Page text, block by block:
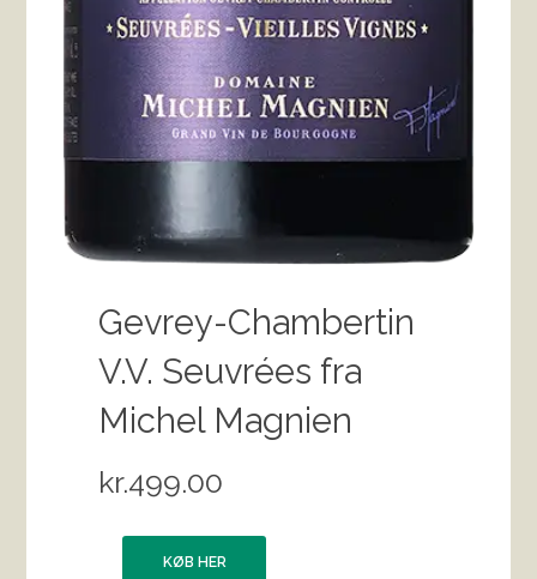
Gevrey-Chambertin
V.V. Seuvrées fra
Michel Magnien
kr.499.00
KØB HER